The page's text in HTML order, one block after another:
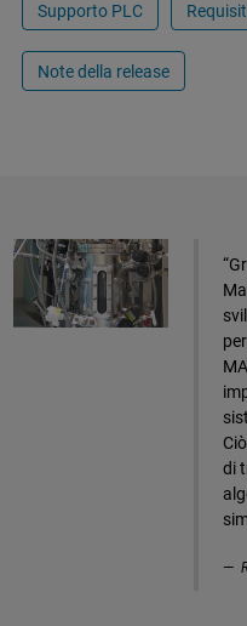
Supporto PLC
Note della release
di